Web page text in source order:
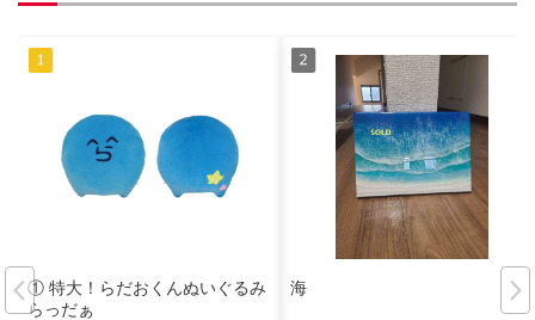
① 特大！らだおくんぬいぐるみ
らっだぁ
海